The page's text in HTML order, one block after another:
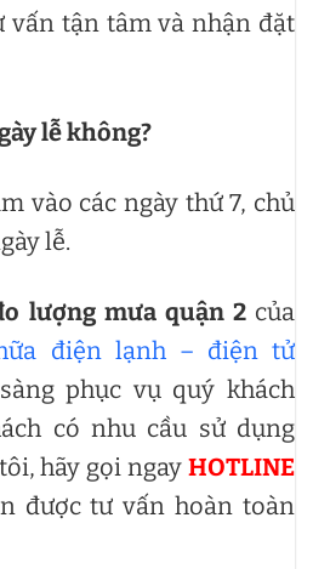
vấn tận tâm và nhận đặt
lễ không?
vào các ngày thứ 7, chủ
lễ.
lượng mưa quận 2của
điện lạnh – điện tử
phục vụ quý khách
có nhu cầu sử dụng
hãy gọi ngay HOTLINE
được tư vấn hoàn toàn